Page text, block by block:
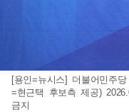
[용인=뉴시스] 더불어민주
=현근택 후보측 제공)
금지